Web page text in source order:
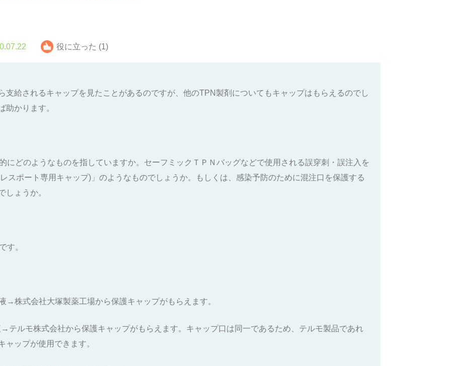
役に立った (1)
支給されるキャップを見たことがあるのですが、他のTPN製剤についてもキャップはもらえるのでし
助かります。
にどのようなものを指していますか。セーフミックＴＰＮバッグなどで使用される誤穿刺・誤注入を
スポート専用キャップ)」のようなものでしょうか。もしくは、感染予防のために混注口を保護する
しょうか。
す。
→株式会社大塚製薬工場から保護キャップがもらえます。
テルモ株式会社から保護キャップがもらえます。キャップ口は同一であるため、テルモ製品であれ
ップが使用できます。